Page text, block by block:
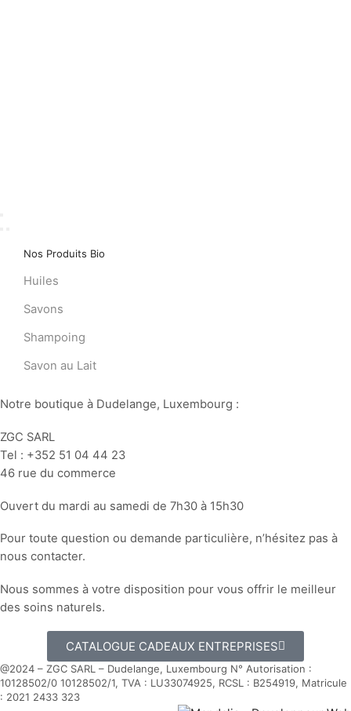
Nos Produits Bio
Huiles
Savons
Shampoing
Savon au Lait
Notre boutique à Dudelange, Luxembourg :
ZGC SARL
Tel : +352 51 04 44 23
46 rue du commerce
Ouvert du mardi au samedi de 7h30 à 15h30
Pour toute question ou demande particulière, n’hésitez pas à
nous contacter.
Nous sommes à votre disposition pour vous offrir le meilleur
des soins naturels.
CATALOGUE CADEAUX ENTREPRISES
@2024 – ZGC SARL – Dudelange, Luxembourg N° Autorisation :
10128502/0 10128502/1, TVA : LU33074925, RCSL : B254919, Matricule
: 2021 2433 323